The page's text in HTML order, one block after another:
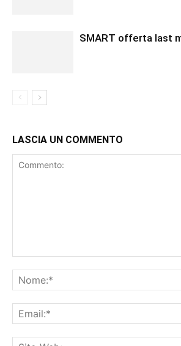
SMART offerta last
LASCIA UN COMMENTO